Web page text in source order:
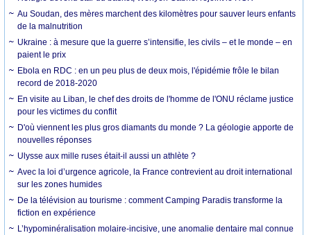
Au Soudan, des mères marchent des kilomètres pour sauver leurs enfants
de la malnutrition
Ukraine : à mesure que la guerre s’intensifie, les civils – et le monde – en
paient le prix
Ebola en RDC : en un peu plus de deux mois, l'épidémie frôle le bilan
record de 2018-2020
En visite au Liban, le chef des droits de l'homme de l'ONU réclame justice
pour les victimes du conflit
D'où viennent les plus gros diamants du monde ? La géologie apporte de
nouvelles réponses
Ulysse aux mille ruses était-il aussi un athlète ?
Avec la loi d’urgence agricole, la France contrevient au droit international
sur les zones humides
De la télévision au tourisme : comment Camping Paradis transforme la
fiction en expérience
L’hypominéralisation molaire-incisive, une anomalie dentaire mal connue